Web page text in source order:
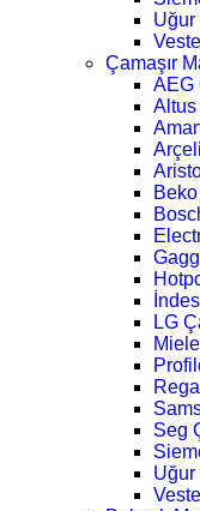
Uğur
Çamaşır
AEG
Altus
LG
Seg
Uğur